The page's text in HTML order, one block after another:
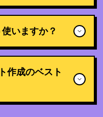
いますか？
作成のベスト